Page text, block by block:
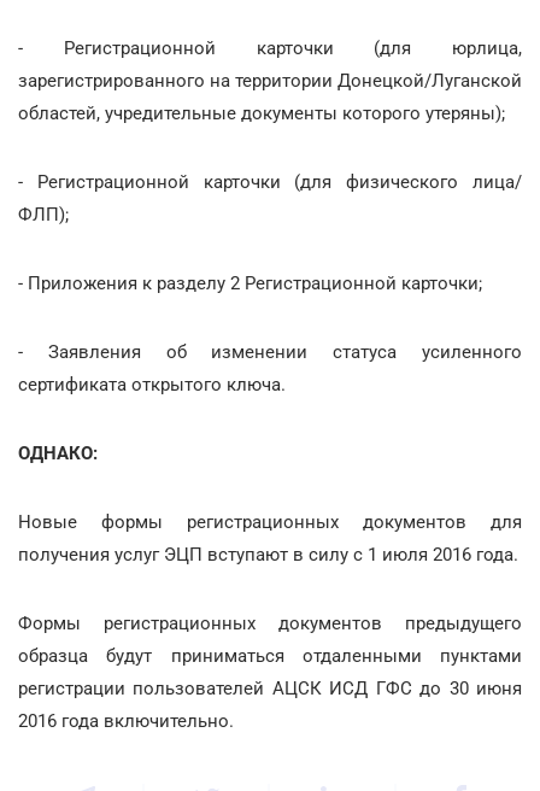
- Регистрационной карточки (для юрлица,
зарегистрированного на территории Донецкой/Луганской
областей, учредительные документы которого утеряны);
- Регистрационной карточки (для физического лица/
ФЛП);
- Приложения к разделу 2 Регистрационной карточки;
- Заявления об изменении статуса усиленного
сертификата открытого ключа.
ОДНАКО:
Новые формы регистрационных документов для
получения услуг ЭЦП вступают в силу с 1 июля 2016 года.
Формы регистрационных документов предыдущего
образца будут приниматься отдаленными пунктами
регистрации пользователей АЦСК ИСД ГФС до 30 июня
2016 года включительно.